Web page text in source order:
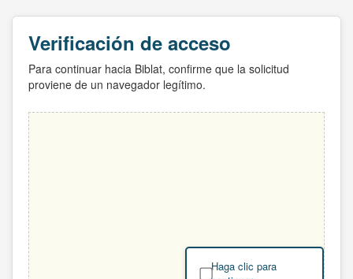
Verificación de acceso
Para continuar hacia Biblat, confirme que la solicitud
proviene de un navegador legítimo.
Haga clic para